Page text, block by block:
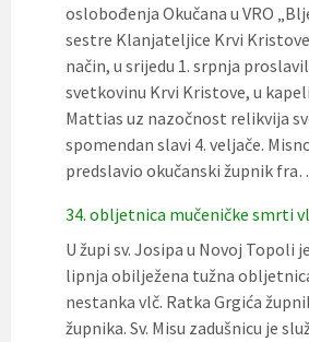
Novom
Selu
2026
oslobođenja Okučana u VRO
sestre Klanjateljice Krvi
način, u srijedu 1. srpnja
svetkovinu Krvi Kristove, u
Mattias uz nazočnost relikvija
spomendan slavi 4. veljače.
predslavio okučanski župnik
34. obljetnica mučeničke smrti
U župi sv. Josipa u Novoj Topoli
lipnja obilježena tužna
nestanka vlč. Ratka Grgića
župnika. Sv. Misu zadušnicu je